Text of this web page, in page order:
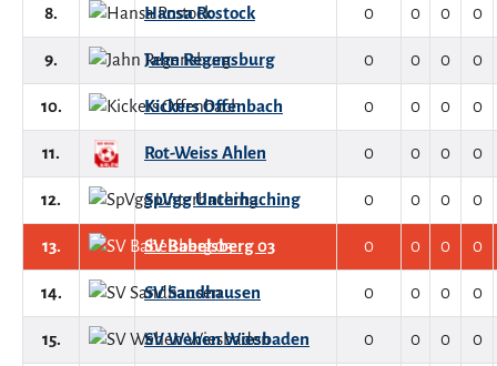
8. Hansa Rostock 0 0 0 0
9. Jahn Regensburg 0 0 0 0
10. Kickers Offenbach 0 0 0 0
11. Rot-Weiss Ahlen 0 0 0 0
12. SpVgg Unterhaching 0 0 0 0
13. SV Babelsberg 03 0 0 0 0
14. SV Sandhausen 0 0 0 0
15. SV Wehen Wiesbaden 0 0 0 0